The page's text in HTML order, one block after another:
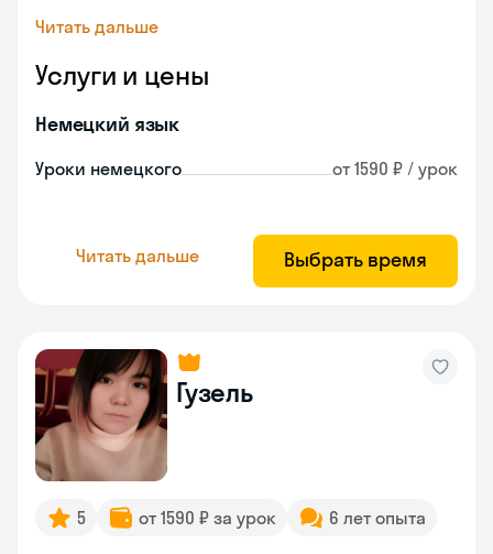
Читать дальше
Услуги и цены
Немецкий язык
Уроки немецкого от 1590 ₽ / урок
Читать дальше Выбрать время
Гузель
5 от 1590 ₽ за урок 6 лет опыта